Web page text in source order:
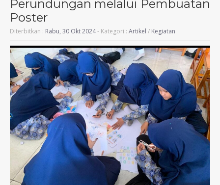
Perundungan melalui Pembuatan
Poster
Diterbitkan : Rabu, 30 Okt 2024- Kategori : Artikel / Kegiatan